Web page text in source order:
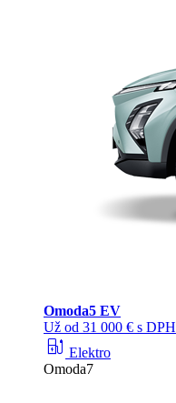
Omoda5 EV
Už od 31 000 € s DPH
ev_station Elektro
Omoda7